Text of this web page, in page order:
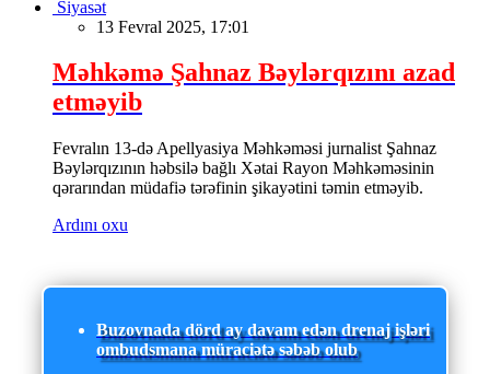
Siyasət
13 Fevral 2025, 17:01
Məhkəmə Şahnaz Bəylərqızını azad
etməyib
Fevralın 13-də Apellyasiya Məhkəməsi jurnalist Şahnaz
Bəylərqızının həbsilə bağlı Xətai Rayon Məhkəməsinin
qərarından müdafiə tərəfinin şikayətini təmin etməyib.
Ardını oxu
Buzovnada dörd ay davam edən drenaj işləri
ombudsmana müraciətə səbəb olub